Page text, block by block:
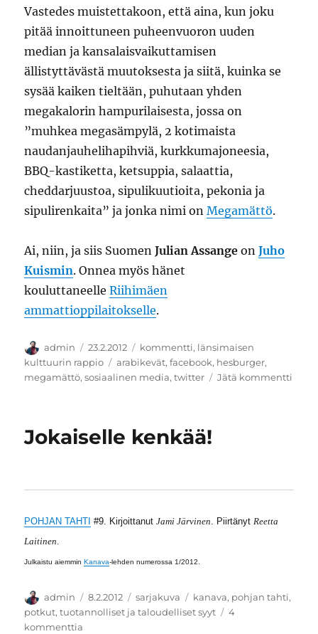
Vastedes muistettakoon, että aina, kun joku
pitää innoittuneen puheenvuoron uuden
median ja kansalaisvaikuttamisen
ällistyttävästä muutoksesta ja siitä, kuinka se
sysää kaiken tieltään, puhutaan yhden
megakalorin hampurilaisesta, jossa on
”muhkea megasämpylä, 2 kotimaista
naudanjauhelihapihviä, kurkkumajoneesia,
BBQ-kastiketta, ketsuppia, salaattia,
cheddarjuustoa, sipulikuutioita, pekonia ja
sipulirenkaita” ja jonka nimi onMegamättö.
Ai, niin, ja siis SuomenJulian Assange onJuho
Kuismin. Onnea myös hänet
kouluttaneelleRiihimäen
ammattioppilaitokselle.
Kirjoittaja
admin Julkaistu
23.2.2012 Kategoriat
kommentti, länsimaisen
kulttuurin rappio
Avainsanat
arabikevät,facebook, hesburger,
megamättö,sosiaalinen media,twitter Jätä kommentti
Jokaiselle kenkää!
POHJAN TAHTI #9. KirjoittanutJami Järvinen. PiirtänytReetta
Laitinen.
Julkaistu aiemminKanava-lehden numerossa 1/2012.
Kirjoittaja
admin Julkaistu
8.2.2012 Kategoriat
sarjakuva Avainsanat
kanava, pohjan tahti,
potkut,tuotannolliset ja taloudelliset syyt
4
kommenttia